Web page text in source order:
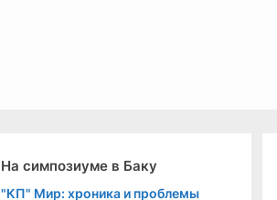
На симпозиуме в Баку
"КП" Мир: хроника и проблемы